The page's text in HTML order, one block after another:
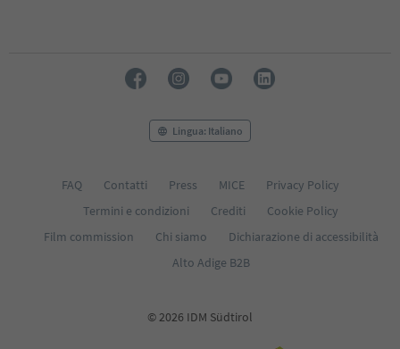
Lingua: Italiano
FAQ Contatti Press MICE
Privacy Policy
Termini e condizioni
Crediti
Cookie Policy
Film commission
Chi siamo
Dichiarazione di accessibilità
Alto Adige B2B
© 2026 IDM Südtirol